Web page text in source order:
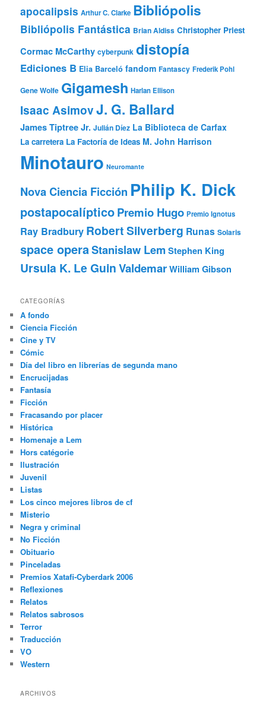
apocalipsis Arthur C. Clarke Bibliópolis
Bibliópolis Fantástica Brian Aldiss Christopher Priest
Cormac McCarthy cyberpunk distopía
Ediciones B Elia Barceló fandom Fantascy Frederik Pohl
Gene Wolfe Gigamesh Harlan Ellison
Isaac AsimovJ. G. Ballard
James Tiptree Jr. Julián Díez La Biblioteca de Carfax
La carretera La Factoría de Ideas M. John Harrison
Minotauro Neuromante
Nova Ciencia Ficción Philip K. Dick
postapocalípticoPremio Hugo Premio Ignotus
Ray Bradbury Robert Silverberg Runas Solaris
space operaStanislaw Lem Stephen King
Ursula K. Le GuinValdemarWilliam Gibson
CATEGORÍAS
A fondo
Ciencia Ficción
Cine y TV
Cómic
Día del libro en librerías de segunda mano
Encrucijadas
Fantasía
Ficción
Fracasando por placer
Histórica
Homenaje a Lem
Hors catégorie
Ilustración
Juvenil
Listas
Los cinco mejores libros de cf
Misterio
Negra y criminal
No Ficción
Obituario
Pinceladas
Premios Xatafi-Cyberdark 2006
Reflexiones
Relatos
Relatos sabrosos
Terror
Traducción
VO
Western
ARCHIVOS